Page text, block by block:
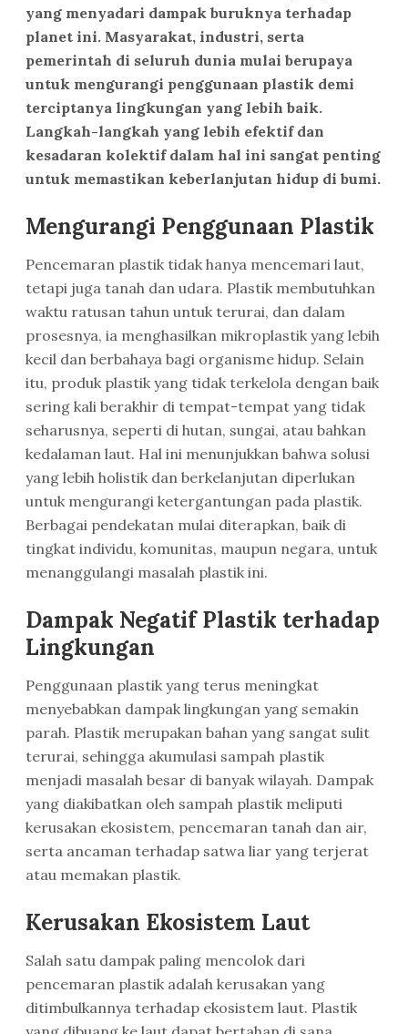
yang menyadari dampak buruknya terhadap
planet ini. Masyarakat, industri, serta
pemerintah di seluruh dunia mulai berupaya
untuk mengurangi penggunaan plastik demi
terciptanya lingkungan yang lebih baik.
Langkah-langkah yang lebih efektif dan
kesadaran kolektif dalam hal ini sangat penting
untuk memastikan keberlanjutan hidup di bumi.
Mengurangi Penggunaan Plastik
Pencemaran plastik tidak hanya mencemari laut,
tetapi juga tanah dan udara. Plastik membutuhkan
waktu ratusan tahun untuk terurai, dan dalam
prosesnya, ia menghasilkan mikroplastik yang lebih
kecil dan berbahaya bagi organisme hidup. Selain
itu, produk plastik yang tidak terkelola dengan baik
sering kali berakhir di tempat-tempat yang tidak
seharusnya, seperti di hutan, sungai, atau bahkan
kedalaman laut. Hal ini menunjukkan bahwa solusi
yang lebih holistik dan berkelanjutan diperlukan
untuk mengurangi ketergantungan pada plastik.
Berbagai pendekatan mulai diterapkan, baik di
tingkat individu, komunitas, maupun negara, untuk
menanggulangi masalah plastik ini.
Dampak Negatif Plastik terhadap
Lingkungan
Penggunaan plastik yang terus meningkat
menyebabkan dampak lingkungan yang semakin
parah. Plastik merupakan bahan yang sangat sulit
terurai, sehingga akumulasi sampah plastik
menjadi masalah besar di banyak wilayah. Dampak
yang diakibatkan oleh sampah plastik meliputi
kerusakan ekosistem, pencemaran tanah dan air,
serta ancaman terhadap satwa liar yang terjerat
atau memakan plastik.
Kerusakan Ekosistem Laut
Salah satu dampak paling mencolok dari
pencemaran plastik adalah kerusakan yang
ditimbulkannya terhadap ekosistem laut. Plastik